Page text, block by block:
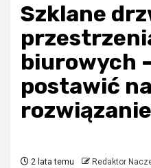
Szklane
biurowych
postawić
2 lata temu Redaktor